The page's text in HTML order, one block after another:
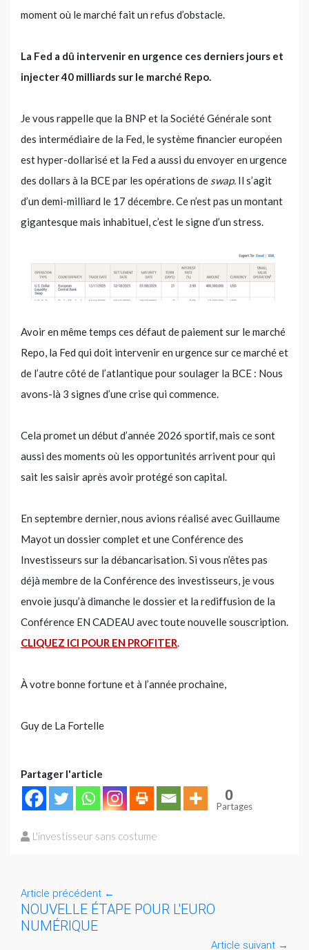
moment où le marché fait un refus d’obstacle.
La Fed a dû intervenir en urgence ces derniers jours et
injecter 40 milliards sur le marché Repo.
Je vous rappelle que la BNP et la Société Générale sont
des intermédiaire de la Fed, le système financier européen
est hyper-dollarisé et la Fed a aussi du envoyer en urgence
des dollars à la BCE par les opérations de swap. Il s’agit
d’un demi-milliard le 17 décembre. Ce n’est pas un montant
gigantesque mais inhabituel, c’est le signe d’un stress.
Avoir en même temps ces défaut de paiement sur le marché
Repo, la Fed qui doit intervenir en urgence sur ce marché et
de l’autre côté de l’atlantique pour soulager la BCE : Nous
avons-là 3 signes d’une crise qui commence.
Cela promet un début d’année 2026 sportif, mais ce sont
aussi des moments où les opportunités arrivent pour qui
sait les saisir après avoir protégé son capital.
En septembre dernier, nous avions réalisé avec Guillaume
Mayot un dossier complet et une Conférence des
Investisseurs sur la débancarisation. Si vous n’êtes pas
déjà membre de la Conférence des investisseurs, je vous
envoie jusqu’à dimanche le dossier et la rediffusion de la
Conférence EN CADEAU avec toute nouvelle souscription.
CLIQUEZ ICI POUR EN PROFITER.
À votre bonne fortune et à l’année prochaine,
Guy de La Fortelle
Partager l'article
0
Partages
L'investisseur sans costume
Article précédent ←
NOUVELLE ÉTAPE POUR L'EURO
NUMÉRIQUE
Article suivant →